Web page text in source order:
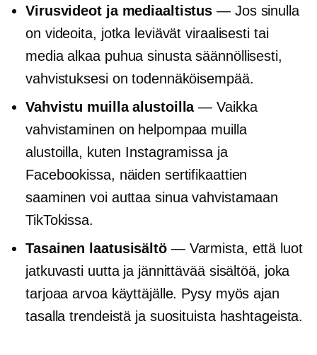
Virusvideot ja mediaaltistus — Jos sinulla
on videoita, jotka leviävät viraalisesti tai
media alkaa puhua sinusta säännöllisesti,
vahvistuksesi on todennäköisempää.
Vahvistu muilla alustoilla— Vaikka
vahvistaminen on helpompaa muilla
alustoilla, kuten Instagramissa ja
Facebookissa, näiden sertifikaattien
saaminen voi auttaa sinua vahvistamaan
TikTokissa.
Tasainen laatusisältö— Varmista, että luot
jatkuvasti uutta ja jännittävää sisältöä, joka
tarjoaa arvoa käyttäjälle. Pysy myös ajan
tasalla trendeistä ja suosituista hashtageista.